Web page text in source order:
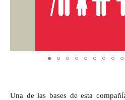
Una de las bases de esta